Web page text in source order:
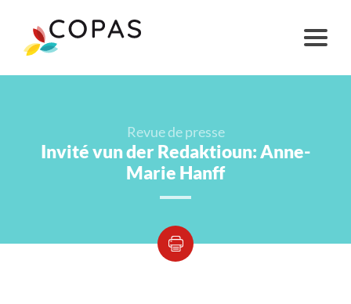
Revue de presse
Invité vun der Redaktioun: Anne-
Marie Hanff